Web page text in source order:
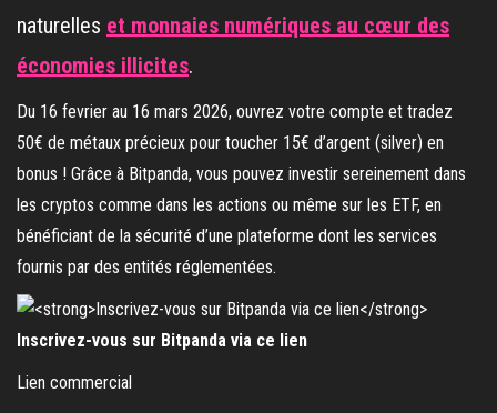
naturelles et monnaies numériques au cœur des
économies illicites.
Du 16 fevrier au 16 mars 2026, ouvrez votre compte et tradez
50€ de métaux précieux pour toucher 15€ d’argent (silver) en
bonus ! Grâce à Bitpanda, vous pouvez investir sereinement dans
les cryptos comme dans les actions ou même sur les ETF, en
bénéficiant de la sécurité d’une plateforme dont les services
fournis par des entités réglementées.
Inscrivez-vous sur Bitpanda via ce lien
Lien commercial